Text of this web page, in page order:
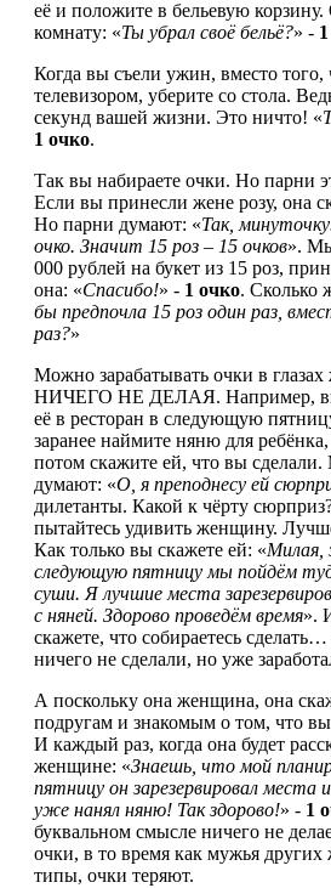
её и положите в бельевую
комнату: «Ты убрал своё бельё?» -
Когда вы съели ужин, вместо того,
телевизором, уберите со стола.
секунд вашей жизни. Это ничто! «
1 очко.
Так вы набираете очки. Но парни
Если вы принесли жене розу, она
Но парни думают: «Так,
очко. Значит 15 роз – 15 очков».
000 рублей на букет из 15 роз,
она: «Спасибо!» - 1 очко. Сколько
бы предпочла 15 роз один раз,
раз?»
Можно зарабатывать очки в
НИЧЕГО НЕ ДЕЛАЯ. Например, вы
её в ресторан в следующую
заранее наймите няню для ребёнка,
потом скажите ей, что вы сделали.
думают: «О, я преподнесу ей
дилетанты. Какой к чёрту
пытайтесь удивить женщину.
Как только вы скажете ей: «Милая,
следующую пятницу мы пойдём
суши. Я лучшие места
с няней. Здорово проведём время».
скажете, что собираетесь сделать…
ничего не сделали, но уже
А поскольку она женщина, она
подругам и знакомым о том, что вы
И каждый раз, когда она будет
женщине: «Знаешь, что мой
пятницу он зарезервировал
уже нанял няню! Так здорово!» - 1
буквальном смысле ничего не
очки, в то время как мужья
типы, очки теряют.